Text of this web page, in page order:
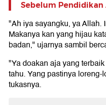
Sebelum Pendidikan
"Ah iya sayangku, ya Allah.
Makanya kan yang hijau
badan," ujarnya sambil
"Ya doakan aja yang
tahu. Yang pastinya
tukasnya.